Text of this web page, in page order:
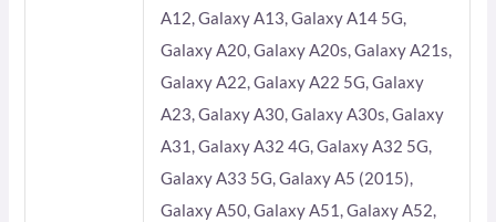
A12, Galaxy A13, Galaxy A14 5G,
Galaxy A20, Galaxy A20s, Galaxy A21s,
Galaxy A22, Galaxy A22 5G, Galaxy
A23, Galaxy A30, Galaxy A30s, Galaxy
A31, Galaxy A32 4G, Galaxy A32 5G,
Galaxy A33 5G, Galaxy A5 (2015),
Galaxy A50, Galaxy A51, Galaxy A52,